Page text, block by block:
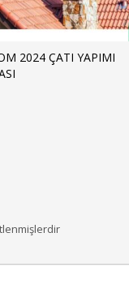
2024 ÇATI YAPIMI